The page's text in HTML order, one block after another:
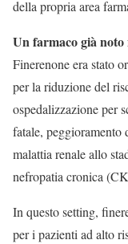
della propria area
Un farmaco già
Finerenone era stato
per la riduzione del
ospedalizzazione per
fatale, peggioramento
malattia renale allo
nefropatia cronica
In questo setting,
per i pazienti ad alto